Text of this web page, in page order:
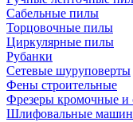
Сабельные пилы
Торцовочные пилы
Циркулярные пилы
Рубанки
Сетевые шуруповерты
Фены строительные
Фрезеры кромочные
Шлифовальные